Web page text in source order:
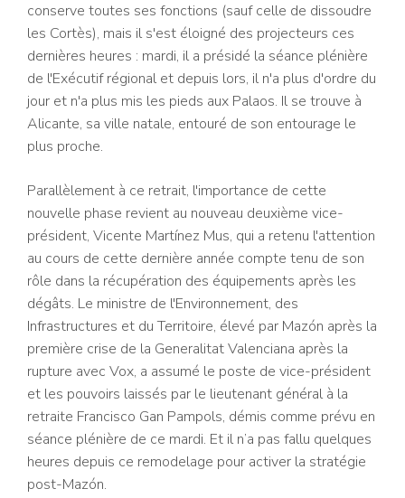
conserve toutes ses fonctions (sauf celle de dissoudre
les Cortès), mais il s'est éloigné des projecteurs ces
dernières heures : mardi, il a présidé la séance plénière
de l'Exécutif régional et depuis lors, il n'a plus d'ordre du
jour et n'a plus mis les pieds aux Palaos. Il se trouve à
Alicante, sa ville natale, entouré de son entourage le
plus proche.
Parallèlement à ce retrait, l'importance de cette
nouvelle phase revient au nouveau deuxième vice-
président, Vicente Martínez Mus, qui a retenu l'attention
au cours de cette dernière année compte tenu de son
rôle dans la récupération des équipements après les
dégâts. Le ministre de l'Environnement, des
Infrastructures et du Territoire, élevé par Mazón après la
première crise de la Generalitat Valenciana après la
rupture avec Vox, a assumé le poste de vice-président
et les pouvoirs laissés par le lieutenant général à la
retraite Francisco Gan Pampols, démis comme prévu en
séance plénière de ce mardi. Et il n’a pas fallu quelques
heures depuis ce remodelage pour activer la stratégie
post-Mazón.